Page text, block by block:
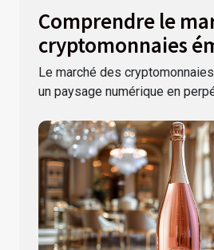
Comprendre le
cryptomonnaies
Le marché des
un paysage numérique en